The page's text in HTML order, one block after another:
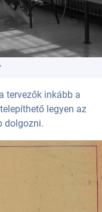
tervezők inkább a
legyen az
dolgozni.